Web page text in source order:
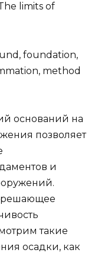
limits of
foundation,
method
оснований на
позволяет
и
решающее
такие
осадки, как